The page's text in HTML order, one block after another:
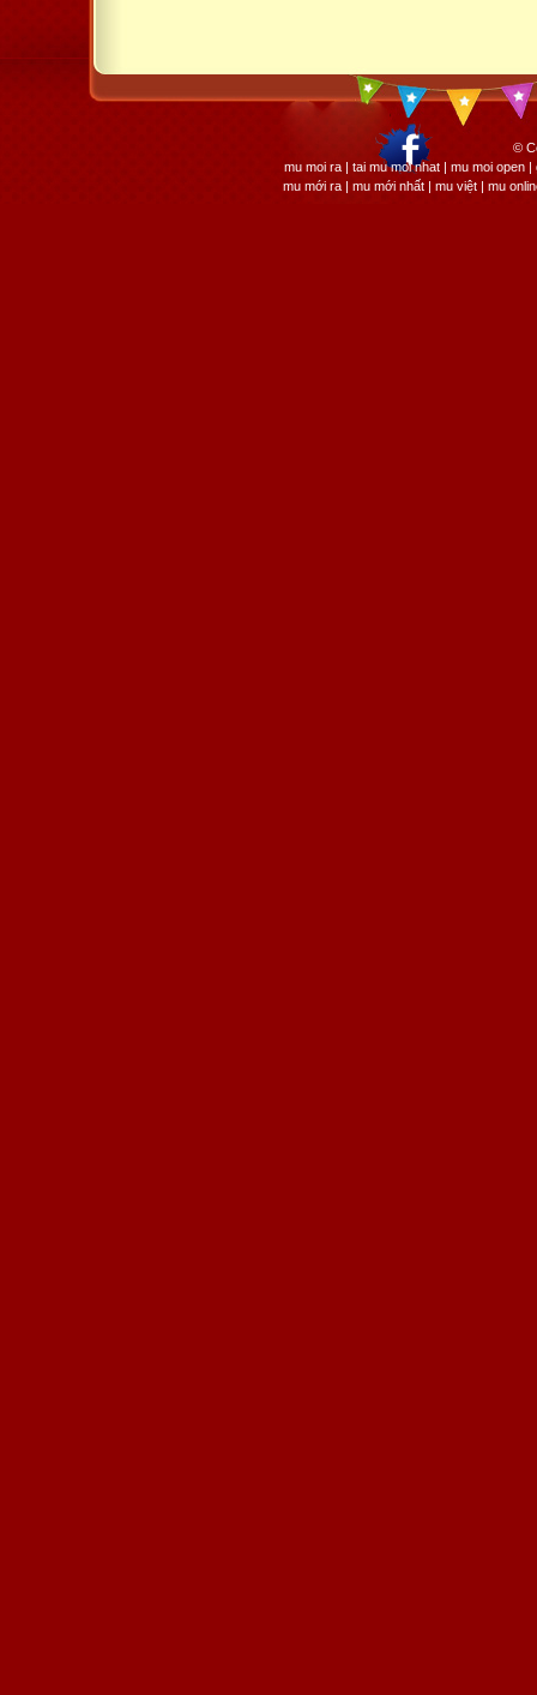
©
mu moi ra | tai mu moi nhat | mu moi open
mu mới ra | mu mới nhất | mu việt | mu